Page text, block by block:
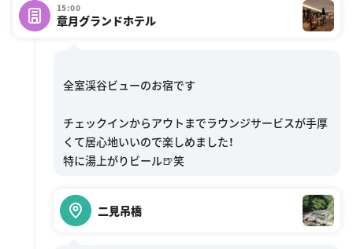
15:00
章月グランドホテル
全室渓谷ビューのお宿です
チェックインからアウトまでラウンジサービスが手厚
くて居心地いいので楽しめました！
二見吊橋